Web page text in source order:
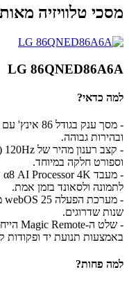
מסכי טלוויזיה
LG 86QNED86A6A
למה כדאי?
ובהירות גבוהה.
וספורט חלקה במיוחד.
לתמונה ולסאונד בזמן אמת.
שנות שדרוגים.
באמצעות תנועת יד ופקודות
למה פחות?